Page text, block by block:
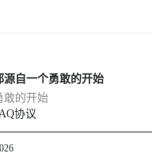
源自一个勇敢的开始
敢的开始
协议